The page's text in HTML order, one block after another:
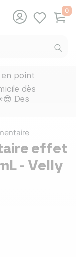
0
en point
dès
Des
effet
- Velly